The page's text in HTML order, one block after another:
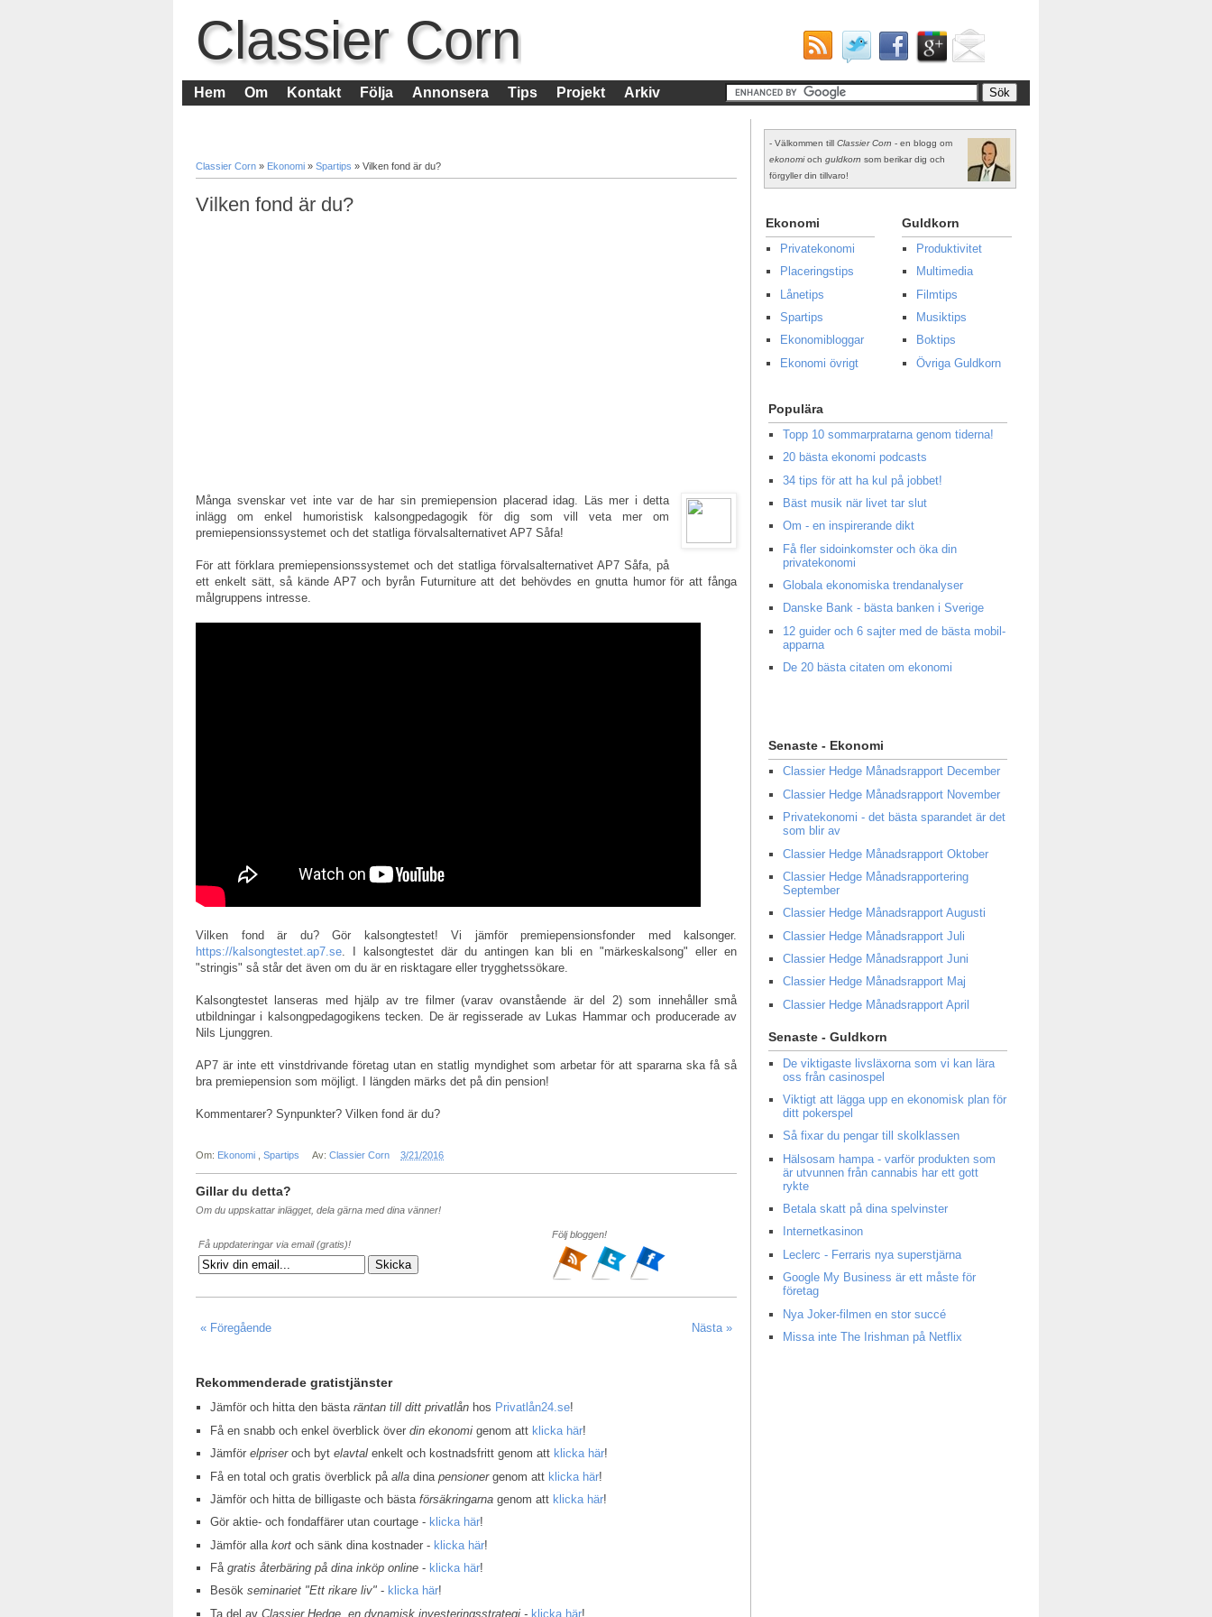
Classier Corn
Hem Om Kontakt Följa Annonsera Tips Projekt Arkiv
Classier Corn » Ekonomi » Spartips » Vilken fond är du?
Vilken fond är du?
Många svenskar vet inte var de har sin premiepension placerad idag. Läs mer i detta
inlägg om enkel humoristisk kalsongpedagogik för dig som vill veta mer om
premiepensionssystemet och det statliga förvalsalternativet AP7 Såfa!
För att förklara premiepensionssystemet och det statliga förvalsalternativet AP7 Såfa, på
ett enkelt sätt, så kände AP7 och byrån Futurniture att det behövdes en gnutta humor för att fånga
målgruppens intresse.
Vilken fond är du? Gör kalsongtestet! Vi jämför premiepensionsfonder med kalsonger.
https://kalsongtestet.ap7.se. I kalsongtestet där du antingen kan bli en "märkeskalsong" eller en
"stringis" så står det även om du är en risktagare eller trygghetssökare.
Kalsongtestet lanseras med hjälp av tre filmer (varav ovanstående är del 2) som innehåller små
utbildningar i kalsongpedagogikens tecken. De är regisserade av Lukas Hammar och producerade av
Nils Ljunggren.
AP7 är inte ett vinstdrivande företag utan en statlig myndighet som arbetar för att spararna ska få så
bra premiepension som möjligt. I längden märks det på din pension!
Kommentarer? Synpunkter? Vilken fond är du?
Om: Ekonomi Spartips Av:Classier Corn 3/21/2016
Gillar du detta?
Om du uppskattar inlägget, dela gärna med dina vänner!
Få uppdateringar via email (gratis)!
Följ bloggen!
« Föregående Nästa »
Rekommenderade gratistjänster
Jämför och hitta den bästaräntan till ditt privatlån hos Privatlån24.se!
Få en snabb och enkel överblick överdin ekonomi genom att klicka här!
Jämförelpriseroch bytelavtal enkelt och kostnadsfritt genom att klicka här!
Få en total och gratis överblick påalla dinapensionergenom att klicka här!
Jämför och hitta de billigaste och bästaförsäkringarna genom att klicka här!
Gör aktie- och fondaffärer utan courtage - klicka här!
Jämför allakort och sänk dina kostnader - klicka här!
Fågratis återbäring på dina inköp online - klicka här!
Besökseminariet "Ett rikare liv" - klicka här!
Ta del avClassier Hedge, en dynamisk investeringsstrategi - klicka här!
- Välkommen till Classier Corn - en blogg om
ekonomioch guldkorn som berikar dig och
förgyller din tillvaro!
Ekonomi
Privatekonomi
Placeringstips
Lånetips
Spartips
Ekonomibloggar
Ekonomi övrigt
Guldkorn
Produktivitet
Multimedia
Filmtips
Musiktips
Boktips
Övriga Guldkorn
Populära
Topp 10 sommarpratarna genom tiderna!
20 bästa ekonomi podcasts
34 tips för att ha kul på jobbet!
Bäst musik när livet tar slut
Om - en inspirerande dikt
Få fler sidoinkomster och öka din
privatekonomi
Globala ekonomiska trendanalyser
Danske Bank - bästa banken i Sverige
12 guider och 6 sajter med de bästa mobil-
apparna
De 20 bästa citaten om ekonomi
Senaste - Ekonomi
Classier Hedge Månadsrapport December
Classier Hedge Månadsrapport November
Privatekonomi - det bästa sparandet är det
som blir av
Classier Hedge Månadsrapport Oktober
Classier Hedge Månadsrapportering
September
Classier Hedge Månadsrapport Augusti
Classier Hedge Månadsrapport Juli
Classier Hedge Månadsrapport Juni
Classier Hedge Månadsrapport Maj
Classier Hedge Månadsrapport April
Senaste - Guldkorn
De viktigaste livsläxorna som vi kan lära
oss från casinospel
Viktigt att lägga upp en ekonomisk plan för
ditt pokerspel
Så fixar du pengar till skolklassen
Hälsosam hampa - varför produkten som
är utvunnen från cannabis har ett gott
rykte
Betala skatt på dina spelvinster
Internetkasinon
Leclerc - Ferraris nya superstjärna
Google My Business är ett måste för
företag
Nya Joker-filmen en stor succé
Missa inte The Irishman på Netflix